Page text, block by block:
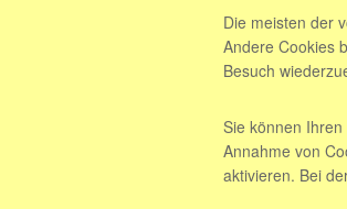
Die meisten der
Andere Cookies
Besuch
Sie können
Annahme von
aktivieren. Bei